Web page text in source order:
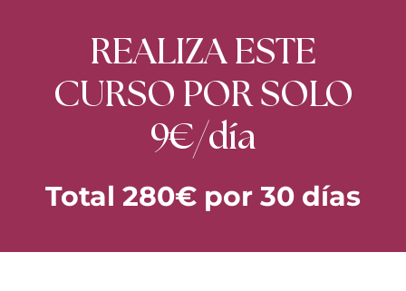
REALIZA ESTE
CURSO POR SOLO
9€/día
Total 280€ por 30 días